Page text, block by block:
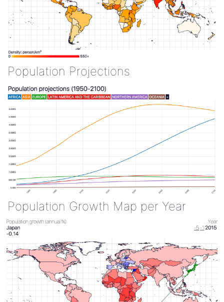
Population Projections
Population Growth Map per Year